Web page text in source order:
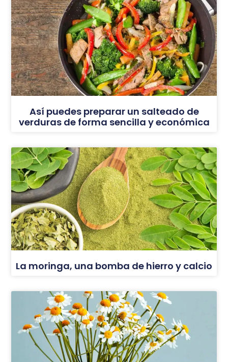
Así puedes preparar un salteado de
verduras de forma sencilla y económica
La moringa, una bomba de hierro y calcio